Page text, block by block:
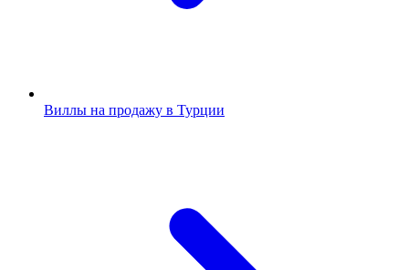
Виллы на продажу в Турции